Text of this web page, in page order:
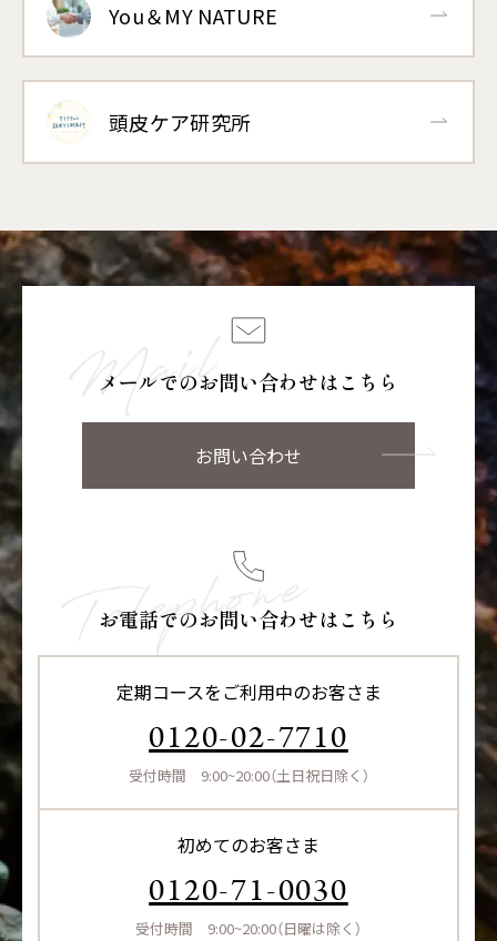
You＆MY NATURE
頭皮ケア研究所
メールでのお問い合わせはこちら
お問い合わせ
お電話でのお問い合わせはこちら
定期コースをご利用中のお客さま
0120-02-7710
受付時間 9:00~20:00（土日祝日除く）
初めてのお客さま
0120-71-0030
受付時間 9:00~20:00（日曜は除く）